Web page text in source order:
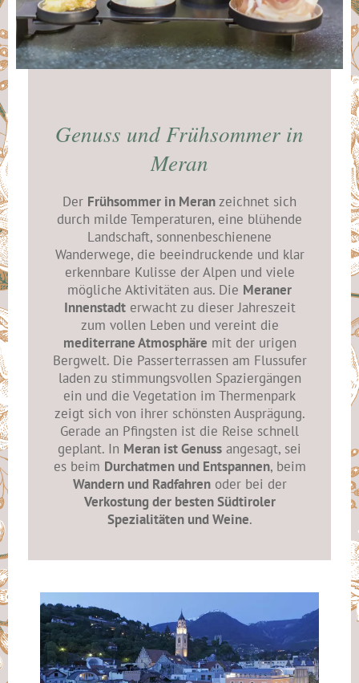
Genuss und Frühsommer in
Meran
Der Frühsommer in Meranzeichnet sich
durch milde Temperaturen, eine blühende
Landschaft, sonnenbeschienene
Wanderwege, die beeindruckende und klar
erkennbare Kulisse der Alpen und viele
mögliche Aktivitäten aus. Die Meraner
Innenstadterwacht zu dieser Jahreszeit
zum vollen Leben und vereint die
mediterrane Atmosphäre mit der urigen
Bergwelt. Die Passerterrassen am Flussufer
laden zu stimmungsvollen Spaziergängen
ein und die Vegetation im Thermenpark
zeigt sich von ihrer schönsten Ausprägung.
Gerade an Pfingsten ist die Reise schnell
geplant. In Meran ist Genuss angesagt, sei
es beim Durchatmen und Entspannen, beim
Wandern und Radfahrenoder bei der
Verkostung der besten Südtiroler
Spezialitäten und Weine.